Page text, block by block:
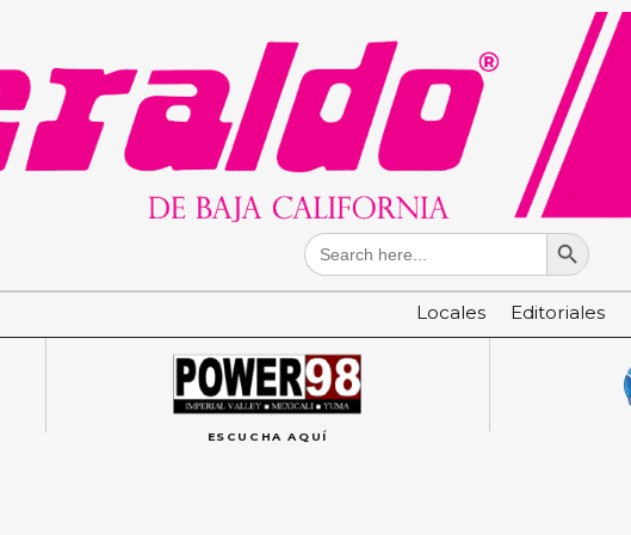
Search
for:
Search Button
Locales Editoriales
ESCUCHA AQUÍ